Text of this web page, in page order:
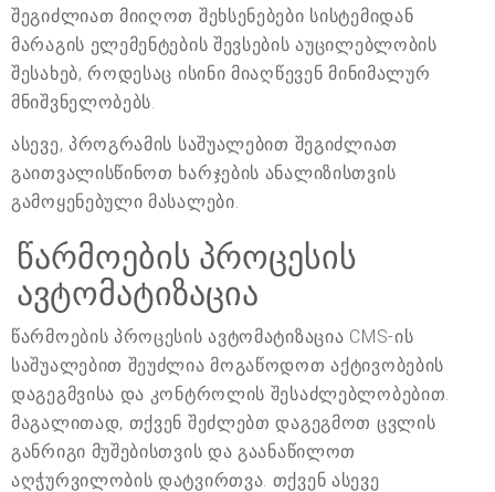
შეგიძლიათ მიიღოთ შეხსენებები სისტემიდან
მარაგის ელემენტების შევსების აუცილებლობის
შესახებ, როდესაც ისინი მიაღწევენ მინიმალურ
მნიშვნელობებს.
ასევე, პროგრამის საშუალებით შეგიძლიათ
გაითვალისწინოთ ხარჯების ანალიზისთვის
გამოყენებული მასალები.
წარმოების პროცესის
ავტომატიზაცია
წარმოების პროცესის ავტომატიზაცია CMS-ის
საშუალებით შეუძლია მოგაწოდოთ აქტივობების
დაგეგმვისა და კონტროლის შესაძლებლობებით.
მაგალითად, თქვენ შეძლებთ დაგეგმოთ ცვლის
განრიგი მუშებისთვის და გაანაწილოთ
აღჭურვილობის დატვირთვა. თქვენ ასევე